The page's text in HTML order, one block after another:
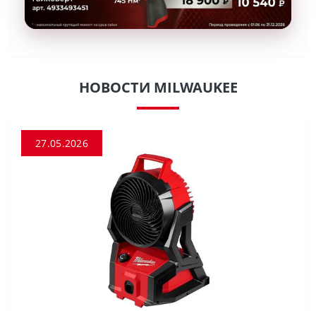
НОВОСТИ MILWAUKEE
27.05.2026